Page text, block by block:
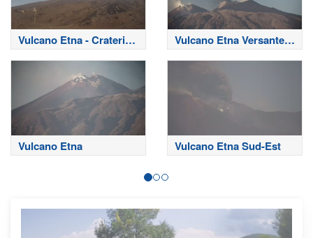
Vulcano Etna - Crateri
Sommitali
Vulcano Etna Versante
Nord
Vulcano Etna Vulcano Etna Sud-Est